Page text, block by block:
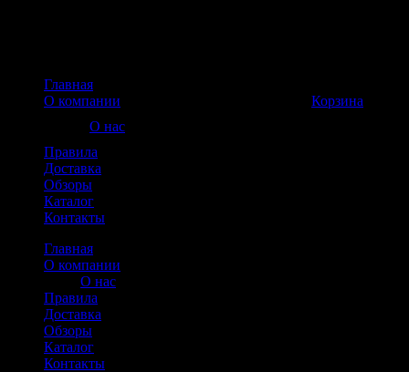
Корзина
Главная
О компании
О нас
Правила
Доставка
Обзоры
Каталог
Контакты
Главная
О компании
О нас
Правила
Доставка
Обзоры
Каталог
Контакты